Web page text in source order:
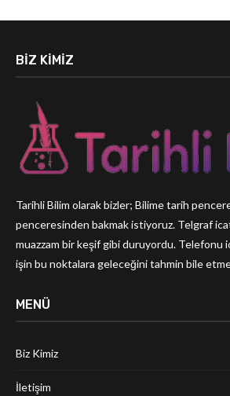
BIZ KIMIZ
Tarihli Bilim olarak bizler; Bilime tarih
penceresinden bakmak istiyoruz. Telgraf
muazzam bir keşif gibi duruyordu. Telefonu
işin bu noktalara geleceğini tahmin bile
MENÜ
Biz Kimiz
İletişim